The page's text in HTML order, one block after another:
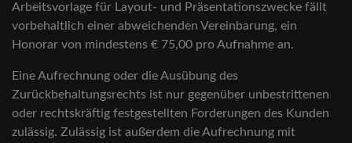
Arbeitsvorlage für Layout- und Präsentationszwecke fällt
vorbehaltlich einer abweichenden Vereinbarung, ein
Honorar von mindestens € 75,00 pro Aufnahme an.
Eine Aufrechnung oder die Ausübung des
Zurückbehaltungsrechts ist nur gegenüber unbestrittenen
oder rechtskräftig festgestellten Forderungen des Kunden
zulässig. Zulässig ist außerdem die Aufrechnung mit